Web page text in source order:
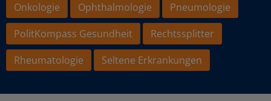
Onkologie
Ophthalmologie
Pneumologie
PolitKompass Gesundheit
Rechtssplitter
Rheumatologie
Seltene Erkrankungen